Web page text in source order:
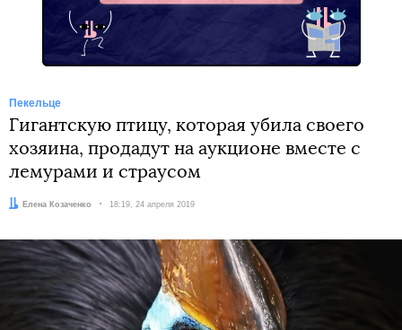
Пекельце
Гигантскую птицу, которая убила своего
хозяина, продадут на аукционе вместе с
лемурами и страусом
Автор:Елена Козаченко Дата:
18:19, 24 апреля 2019